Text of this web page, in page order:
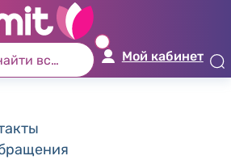
Мой кабинет